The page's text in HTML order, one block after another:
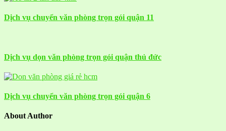
Dịch vụ chuyển văn phòng trọn gói quận 11
Dịch vụ dọn văn phòng trọn gói quận thủ đức
Dịch vụ chuyển văn phòng trọn gói quận 6
About Author